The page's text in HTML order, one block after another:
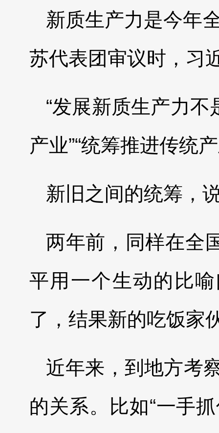
新质生产力是今年
苏代表团审议时，习
“发展新质生产力不
产业”“统筹推进传统
新旧之间的统筹，
两年前，同样在全
平用一个生动的比
了，结果新的吃饭家
近年来，到地方考
的关系。比如“一手